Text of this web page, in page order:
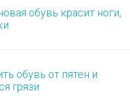
обувь красит ноги,
обувь от пятен и
грязи